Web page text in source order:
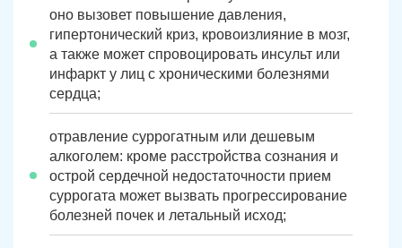
оно вызовет повышение давления,
гипертонический криз, кровоизлияние в мозг,
а также может спровоцировать инсульт или
инфаркт у лиц с хроническими болезнями
сердца;
отравление суррогатным или дешевым
алкоголем: кроме расстройства сознания и
острой сердечной недостаточности прием
суррогата может вызвать прогрессирование
болезней почек и летальный исход;